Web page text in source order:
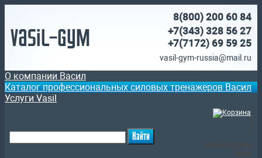
Vasil-Gym
8(800) 200 60 84
+7(343) 328 56 27
+7(7172) 69 59 25
vasil-gym-russia@mail.ru
О компании Васил
Каталог профессиональных силовых тренажеров Васил
Услуги Vasil